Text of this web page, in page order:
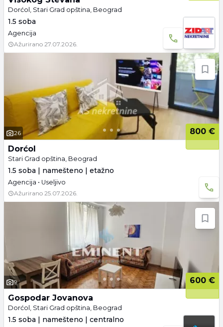
Dorćol, Stari Grad opština, Beograd
1.5 soba
Agencija
Ažurirano 27.07.2026.
26
800 €
Dorćol
Stari Grad opština, Beograd
1.5 soba | namešteno | etažno
Agencija • Useljivo
Ažurirano 25.07.2026.
9
600 €
Gospodar Jovanova
Dorćol, Stari Grad opština, Beograd
1.5 soba | namešteno | centralno